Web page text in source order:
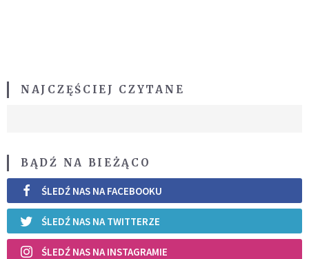
NAJCZĘŚCIEJ CZYTANE
BĄDŹ NA BIEŻĄCO
ŚLEDŹ NAS NA FACEBOOKU
ŚLEDŹ NAS NA TWITTERZE
ŚLEDŹ NAS NA INSTAGRAMIE